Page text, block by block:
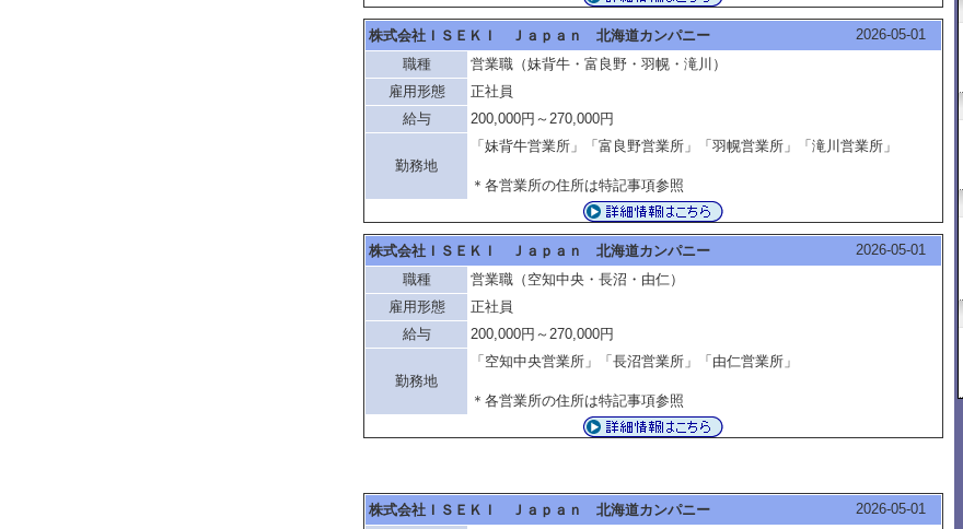
株式会社ＩＳＥＫＩ Ｊａｐａｎ 北海道カンパニー
2026-05-01
職種
営業職（妹背牛・富良野・羽幌・滝川）
雇用形態
正社員
給与
200,000円～270,000円
勤務地
「妹背牛営業所」「富良野営業所」「羽幌営業所」「滝川営業所」
＊各営業所の住所は特記事項参照
株式会社ＩＳＥＫＩ Ｊａｐａｎ 北海道カンパニー
2026-05-01
職種
営業職（空知中央・長沼・由仁）
雇用形態
正社員
給与
200,000円～270,000円
勤務地
「空知中央営業所」「長沼営業所」「由仁営業所」
＊各営業所の住所は特記事項参照
株式会社ＩＳＥＫＩ Ｊａｐａｎ 北海道カンパニー
2026-05-01